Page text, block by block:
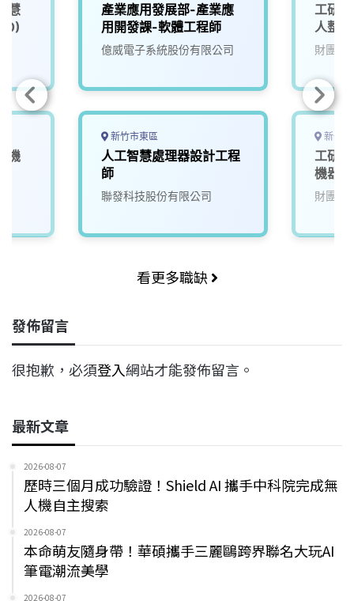
慧
機
產業應用發展部-產業應
用開發課-軟體工程師
億威電子系統股份有限公司
新竹市東區
人工智慧處理器設計工程
師
聯發科技股份有限公司
工研
人整
財團法
新竹
工研
機器
財團法
看更多職缺
發佈留言
很抱歉，必須登入網站才能發佈留言。
最新文章
2026-08-07
歷時三個月成功驗證！Shield AI 攜手中科院完成無
人機自主搜索
2026-08-07
本命萌友隨身帶！華碩攜手三麗鷗跨界聯名大玩AI
筆電潮流美學
2026-08-07